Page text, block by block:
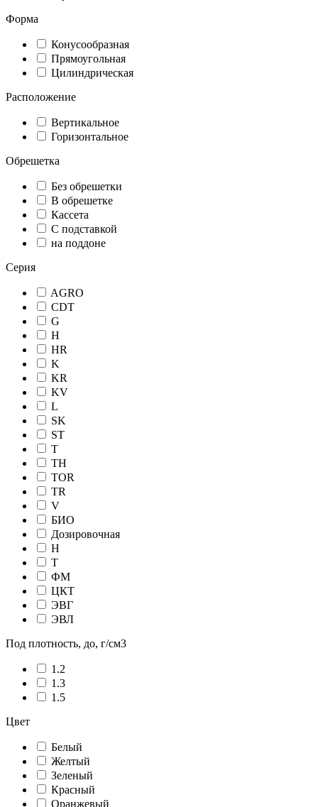
Форма
Конусообразная
Прямоугольная
Цилиндрическая
Расположение
Вертикальное
Горизонтальное
Обрешетка
Без обрешетки
В обрешетке
Кассета
С подставкой
на поддоне
Серия
AGRO
CDT
G
H
HR
K
KR
KV
L
SK
ST
T
TH
TOR
TR
V
БИО
Дозировочная
Н
Т
ФМ
ЦКТ
ЭВГ
ЭВЛ
Под плотность, до, г/см3
1.2
1.3
1.5
Цвет
Белый
Желтый
Зеленый
Красный
Оранжевый